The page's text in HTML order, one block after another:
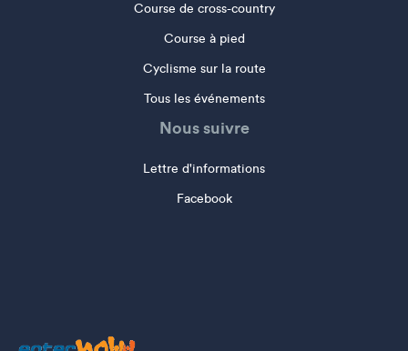
Course de cross-country
Course à pied
Cyclisme sur la route
Tous les événements
Nous suivre
Lettre d'informations
Facebook